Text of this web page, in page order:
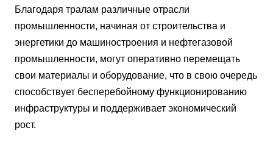
Благодаря тралам различные отрасли
промышленности, начиная от строительства и
энергетики до машиностроения и нефтегазовой
промышленности, могут оперативно перемещать
свои материалы и оборудование, что в свою очередь
способствует бесперебойному функционированию
инфраструктуры и поддерживает экономический
рост.